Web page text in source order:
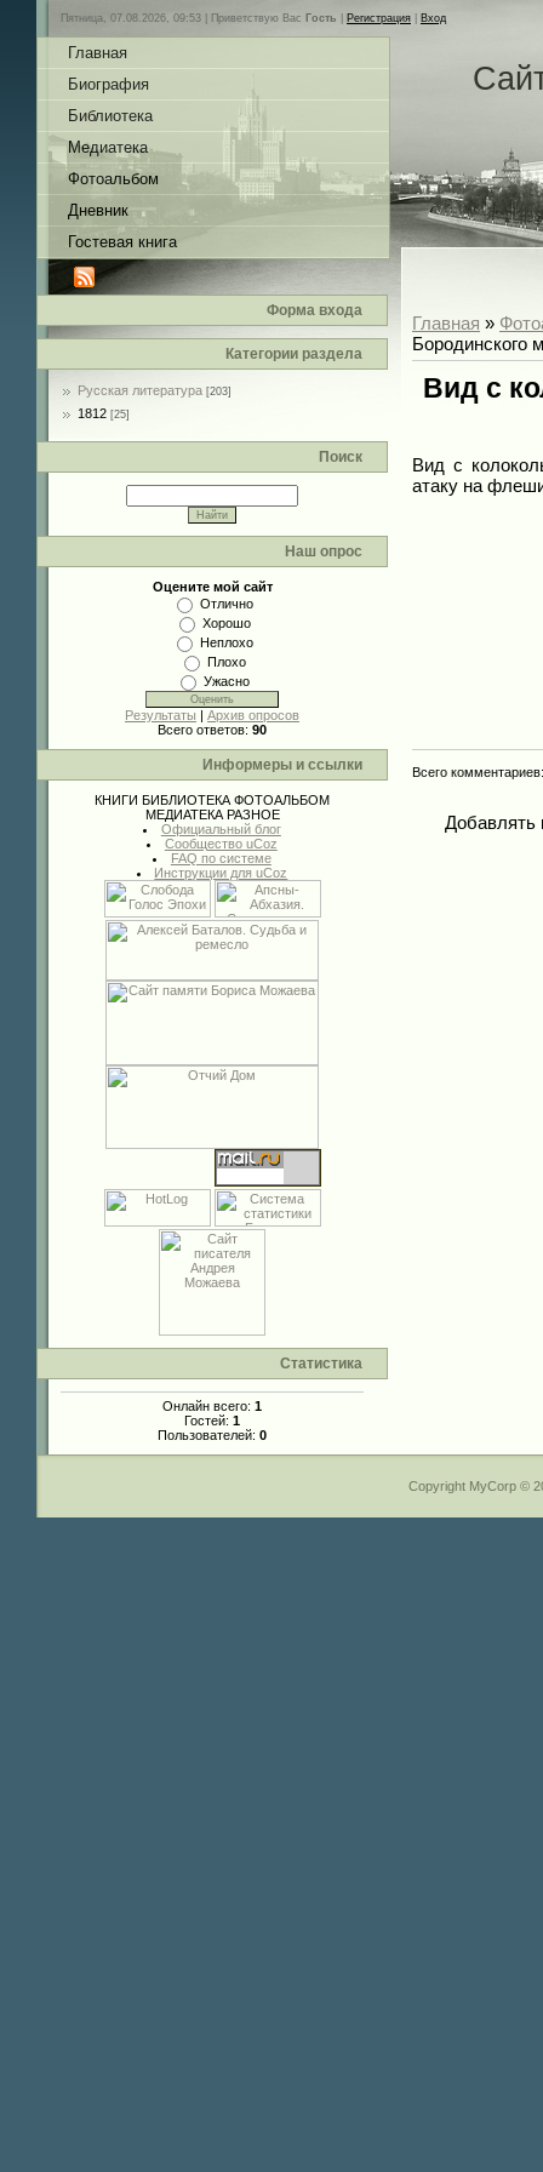
Пятница, 07.08.2026, 09:53 | Приветствую Вас Гость Регистрация Вход
Главная
Биография
Библиотека
Медиатека
Фотоальбом
Дневник
Гостевая книга
Форма входа
Категории раздела
Русская литература [203]
1812 [25]
Поиск
Наш опрос
Оцените мой сайт
Отлично
Хорошо
Неплохо
Плохо
Ужасно
Результаты | Архив опросов
Всего ответов: 90
Информеры и ссылки
КНИГИ БИБЛИОТЕКА ФОТОАЛЬБОМ
МЕДИАТЕКА РАЗНОЕ
Официальный блог
Сообщество uCoz
FAQ по системе
Инструкции для uCoz
Статистика
Онлайн всего: 1
Гостей: 1
Пользователей: 0
Главная »
Бородинского
Вид с
Вид с
атаку на
Всего комментариев
Добавлять
Copyright MyCorp ©